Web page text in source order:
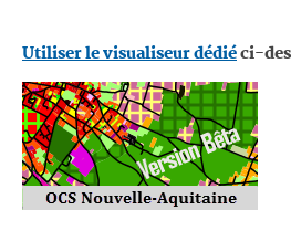
Utiliser le visualiseur dédiéci-